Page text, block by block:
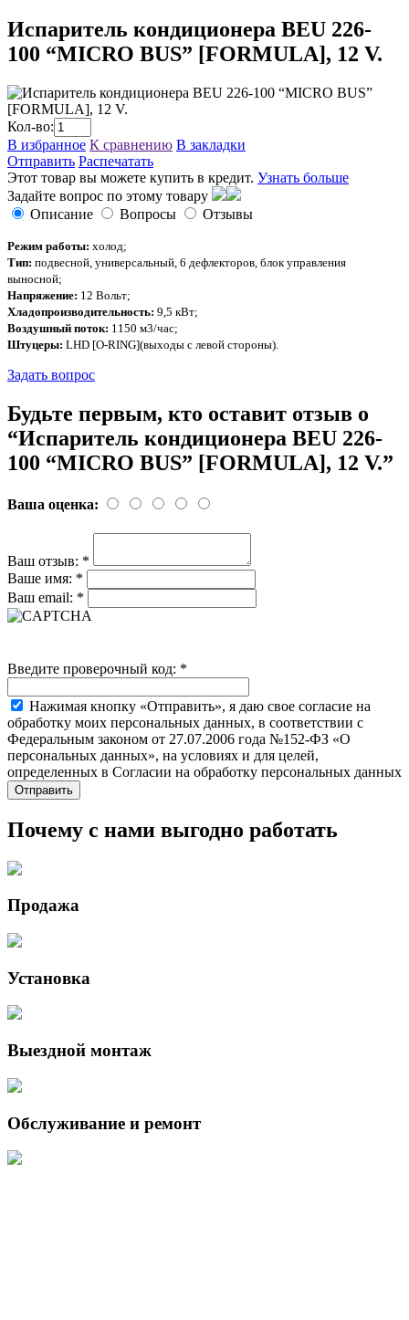
Испаритель кондиционера BEU 226-
100 “MICRO BUS” [FORMULA], 12 V.
Кол-во:
В избранное К сравнению В закладки
Отправить Распечатать
Этот товар вы можете купить в кредит. Узнать больше
Задайте вопрос по этому товару
Описание
Вопросы Отзывы
Режим работы: холод;
Тип: подвесной, универсальный, 6 дефлекторов, блок управления
выносной;
Напряжение: 12 Вольт;
Хладопроизводительность: 9,5 кВт;
Воздушный поток: 1150 м3/час;
Штуцеры: LHD [O-RING](выходы с левой стороны).
Задать вопрос
Будьте первым, кто оставит отзыв о
“Испаритель кондиционера BEU 226-
100 “MICRO BUS” [FORMULA], 12 V.”
Ваша оценка:
Ваш отзыв: *
Ваше имя: *
Ваш email: *
Введите проверочный код: *
Нажимая кнопку «Отправить», я даю свое согласие на
обработку моих персональных данных, в соответствии с
Федеральным законом от 27.07.2006 года №152-ФЗ «О
персональных данных», на условиях и для целей,
определенных в Согласии на обработку персональных данных
Почему с нами выгодно работать
Продажа
Установка
Выездной монтаж
Обслуживание и ремонт